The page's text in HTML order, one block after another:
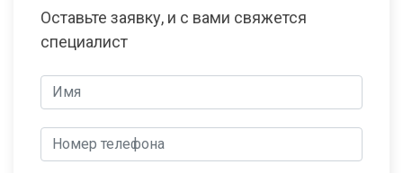
Оставьте заявку, и с вами свяжется
специалист